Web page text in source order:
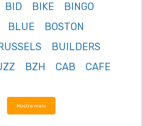
BID BIKE
BINGO
BLUE
BOSTON
BUILDERS
BZH CAB
CAFE
Mostre mais